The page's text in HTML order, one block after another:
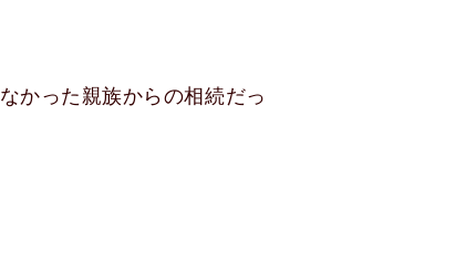
かった親族からの相続だっ